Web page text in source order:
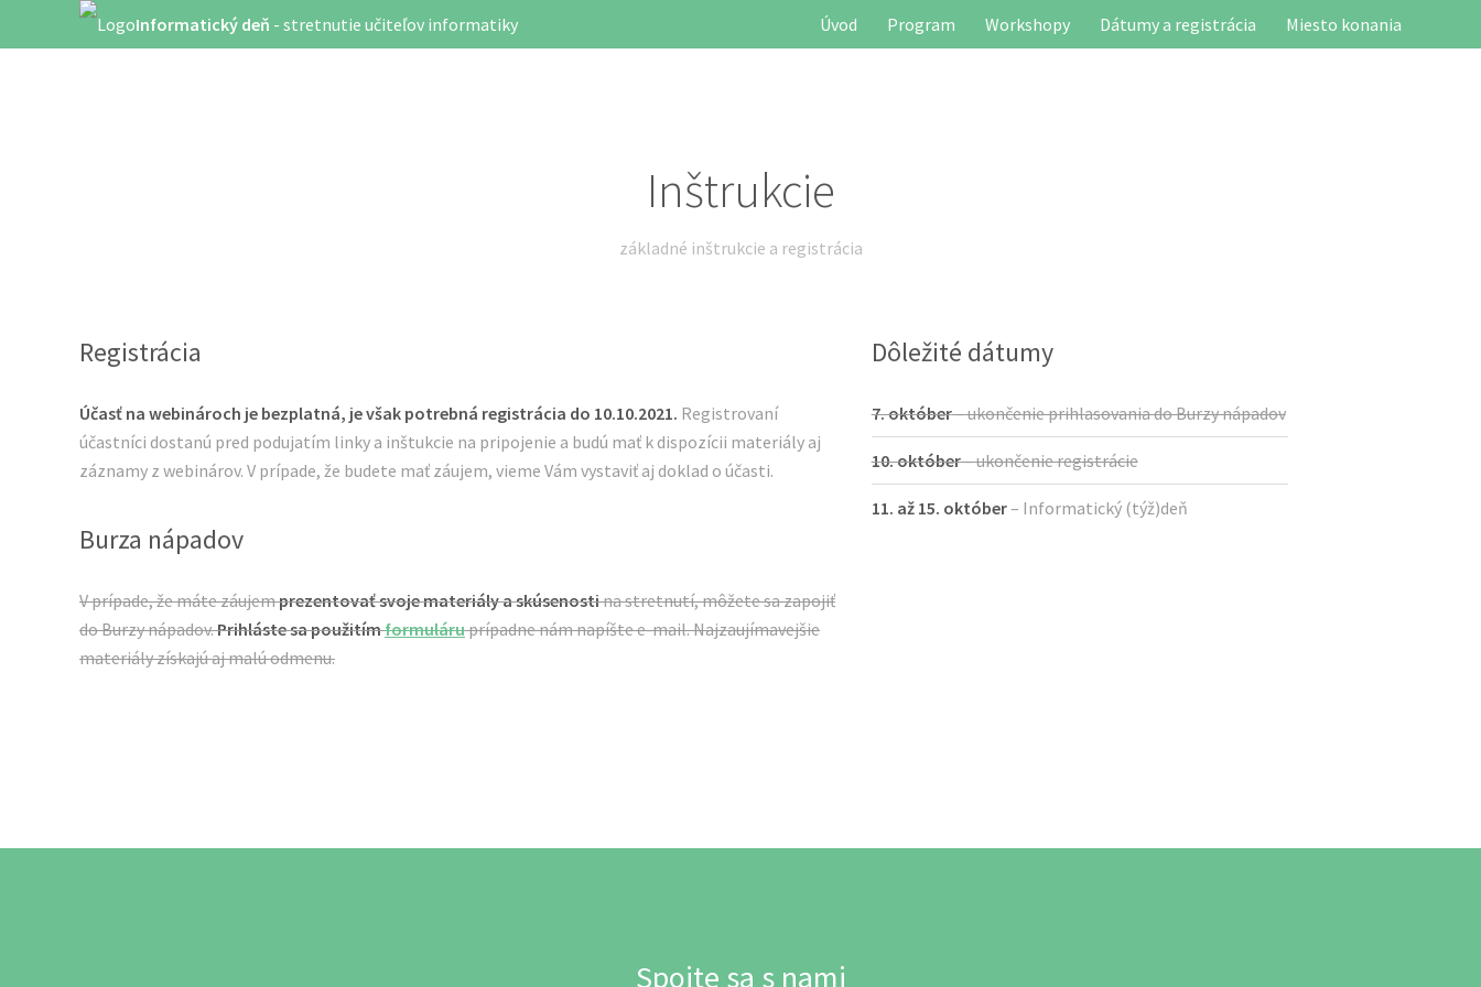
Informatický deň - stretnutie učiteľov informatiky Úvod Program Workshopy Dátumy a registrácia Miesto konania
Inštrukcie
základné inštrukcie a registrácia
Registrácia
Účasť na webinároch je bezplatná, je však potrebná registrácia do 10.10.2021. Registrovaní
účastníci dostanú pred podujatím linky a inštukcie na pripojenie a budú mať k dispozícii materiály aj
záznamy z webinárov. V prípade, že budete mať záujem, vieme Vám vystaviť aj doklad o účasti.
Burza nápadov
V prípade, že máte záujemprezentovať svoje materiály a skúsenostina stretnutí, môžete sa zapojiť
do Burzy nápadov.Prihláste sa použitímformuláruprípadne nám napíšte e-mail. Najzaujímavejšie
materiály získajú aj malú odmenu.
Dôležité dátumy
7. október– ukončenie prihlasovania do Burzy nápadov
10. október– ukončenie registrácie
11. až 15. október– Informatický (týž)deň
Spojte sa s nami